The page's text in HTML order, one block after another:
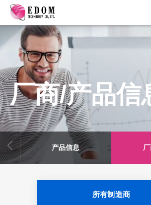
厂商/产品信
产品信息
所有制造商